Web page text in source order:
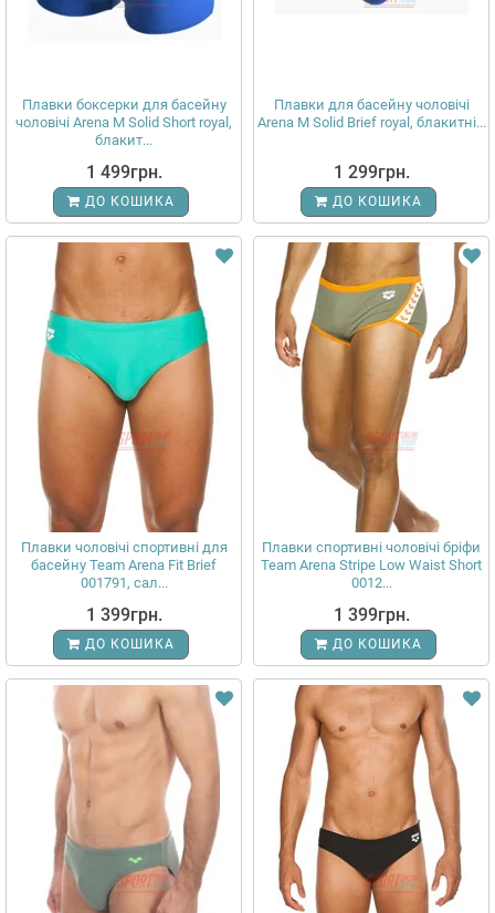
Плавки боксерки для басейну
чоловічі Arena M Solid Short royal,
блакит...
1 499грн.
ДО КОШИКА
Плавки для басейну чоловічі
Arena M Solid Brief royal, блакитні...
1 299грн.
ДО КОШИКА
Плавки чоловічі спортивні для
басейну Team Arena Fit Brief
001791, сал...
1 399грн.
ДО КОШИКА
Плавки спортивні чоловічі бріфи
Team Arena Stripe Low Waist Short
0012...
1 399грн.
ДО КОШИКА